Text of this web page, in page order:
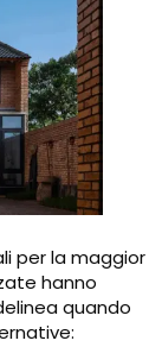
per la maggior
hanno
quando